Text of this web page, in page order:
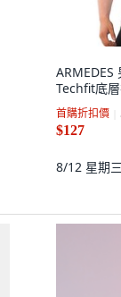
ARMEDES
Techfit底
首購折扣價
$127
8/12 星期三